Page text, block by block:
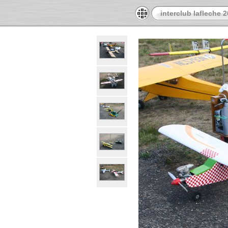
interclub lafleche